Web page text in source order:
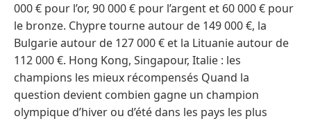
000 € pour l’or, 90 000 € pour l’argent et 60 000 € pour
le bronze. Chypre tourne autour de 149 000 €, la
Bulgarie autour de 127 000 € et la Lituanie autour de
112 000 €. Hong Kong, Singapour, Italie : les
champions les mieux récompensés Quand la
question devient combien gagne un champion
olympique d’hiver ou d’été dans les pays les plus